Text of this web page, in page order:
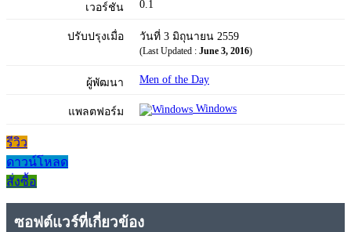
เวอร์ชัน 0.1
ปรับปรุงเมื่อ วันที่ 3 มิถุนายน 2559
(Last Updated : June 3, 2016)
ผู้พัฒนา Men of the Day
แพลตฟอร์ม Windows
รีวิว
ดาวน์โหลด
สั่งซื้อ
ซอฟต์แวร์ที่เกี่ยวข้อง